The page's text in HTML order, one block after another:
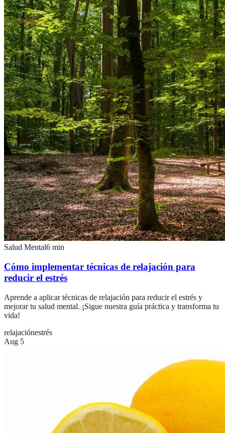
Salud Mental6 min
Cómo implementar técnicas de relajación para
reducir el estrés
Aprende a aplicar técnicas de relajación para reducir el estrés y
mejorar tu salud mental. ¡Sigue nuestra guía práctica y transforma tu
vida!
relajaciónestrés
Aug 5